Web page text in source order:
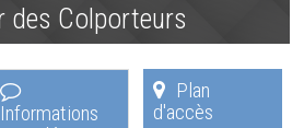
des Colporteurs
Informations
Plan
d'accès